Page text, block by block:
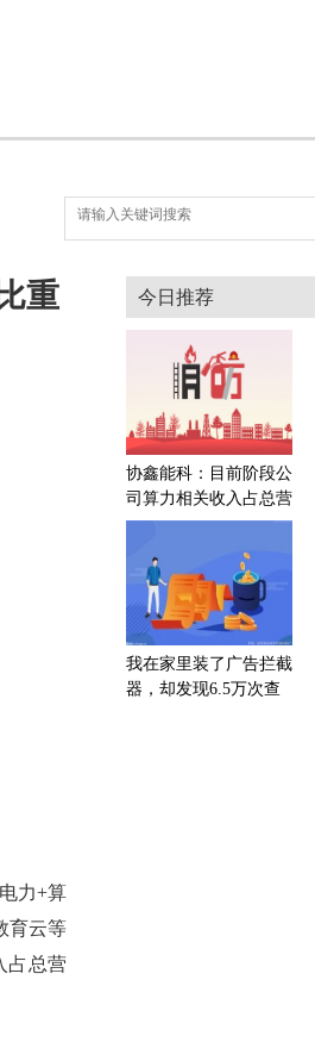
重
力+算
育云等
占总营
今日推荐
协鑫能科：目前阶段公
司算力相关收入占总营
收比重较低 焦点简讯
我在家里装了广告拦截
器，却发现6.5万次查